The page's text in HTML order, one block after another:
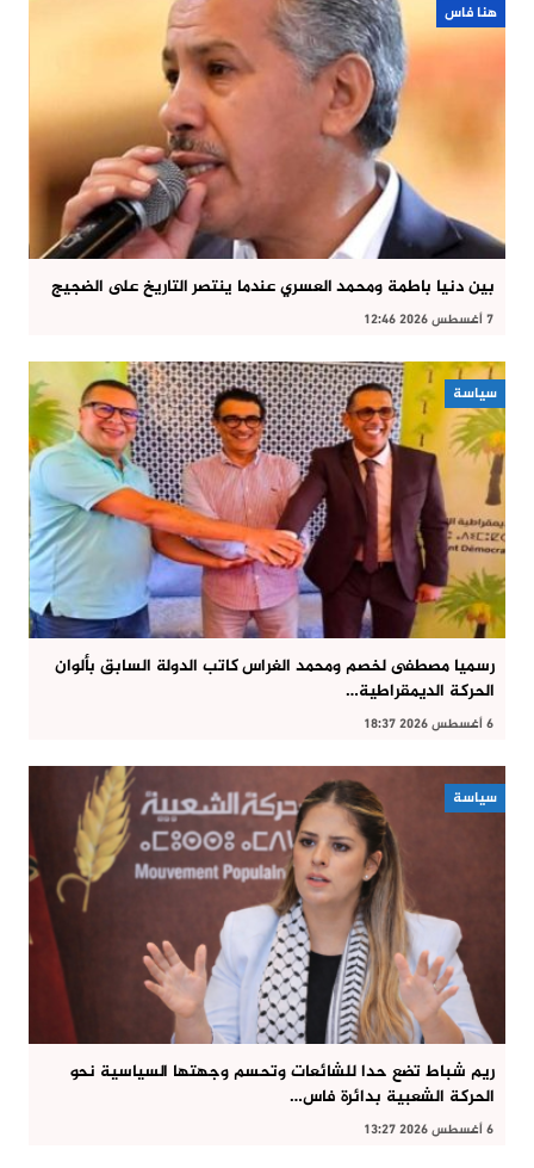
هنا فاس
بين دنيا باطمة ومحمد العسري عندما ينتصر التاريخ على الضجيج
7 أغسطس 2026 12:46
سياسة
رسميا مصطفى لخصم ومحمد الغراس كاتب الدولة السابق بألوان
الحركة الديمقراطية…
6 أغسطس 2026 18:37
سياسة
ريم شباط تضع حدا للشائعات وتحسم وجهتها السياسية نحو
الحركة الشعبية بدائرة فاس…
6 أغسطس 2026 13:27